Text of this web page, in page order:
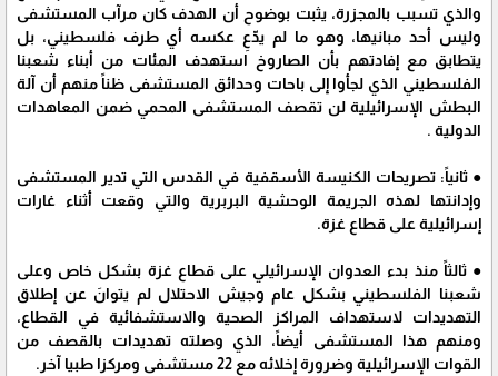
والذي تسبب بالمجزرة، يثبت بوضوح أن الهدف كان مرآب المستشفى
وليس أحد مبانيها، وهو ما لم يدّعِ عكسه أي طرف فلسطيني، بل
يتطابق مع إفادتهم بأن الصاروخ استهدف المئات من أبناء شعبنا
الفلسطيني الذي لجأوا إلى باحات وحدائق المستشفى ظناً منهم أن آلة
البطش الإسرائيلية لن تقصف المستشفى المحمي ضمن المعاهدات
الدولية .
● ثانياً: تصريحات الكنيسة الأسقفية في القدس التي تدير المستشفى
وإدانتها لهذه الجريمة الوحشية البربرية والتي وقعت أثناء غارات
إسرائيلية على قطاع غزة.
● ثالثاً منذ بدء العدوان الإسرائيلي على قطاع غزة بشكل خاص وعلى
شعبنا الفلسطيني بشكل عام وجيش الاحتلال لم يتوانَ عن إطلاق
التهديدات لاستهداف المراكز الصحية والاستشفائية في القطاع،
ومنهم هذا المستشفى أيضاً، الذي وصلته تهديدات بالقصف من
القوات الإسرائيلية وضرورة إخلائه مع 22 مستشفى ومركزا طبيا آخر.